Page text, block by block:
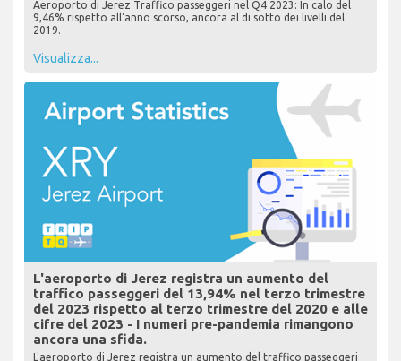
Aeroporto di Jerez Traffico passeggeri nel Q4 2023: In calo del
9,46% rispetto all'anno scorso, ancora al di sotto dei livelli del
2019.
Visualizza...
L'aeroporto di Jerez registra un aumento del
traffico passeggeri del 13,94% nel terzo trimestre
del 2023 rispetto al terzo trimestre del 2020 e alle
cifre del 2023 - I numeri pre-pandemia rimangono
ancora una sfida.
L'aeroporto di Jerez registra un aumento del traffico passeggeri